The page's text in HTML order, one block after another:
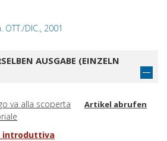
DIC., 2001
AUSGABE (EINZELN
va alla scoperta
Artikel abrufen
introduttiva